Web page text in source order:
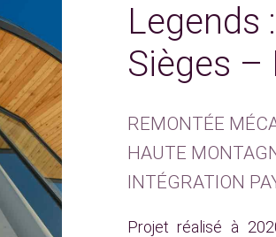
Legends
Sièges –
REMONTÉE
HAUTE
INTÉGRATION
Projet réalisé à